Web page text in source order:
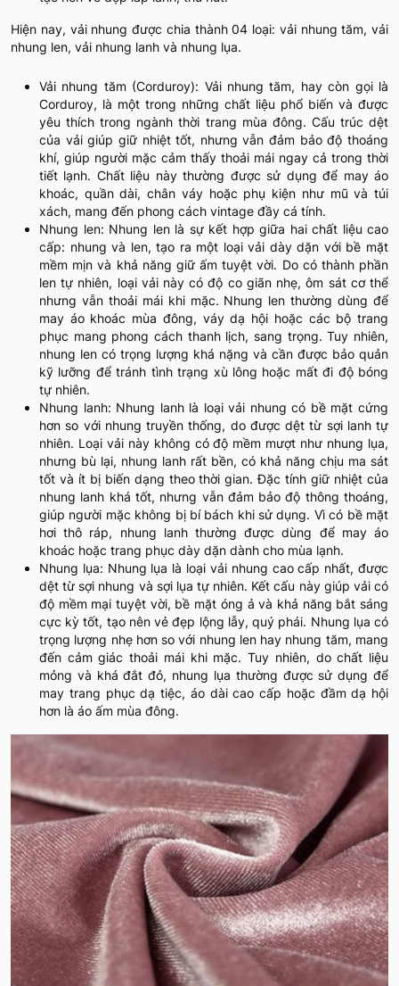
Hiện nay, vải nhung được chia thành 04 loại: vải nhung tăm, vải
nhung len, vải nhung lanh và nhung lụa.
Vải nhung tăm (Corduroy): Vải nhung tăm, hay còn gọi là
Corduroy, là một trong những chất liệu phổ biến và được
yêu thích trong ngành thời trang mùa đông. Cấu trúc dệt
của vải giúp giữ nhiệt tốt, nhưng vẫn đảm bảo độ thoáng
khí, giúp người mặc cảm thấy thoải mái ngay cả trong thời
tiết lạnh. Chất liệu này thường được sử dụng để may áo
khoác, quần dài, chân váy hoặc phụ kiện như mũ và túi
xách, mang đến phong cách vintage đầy cá tính.
Nhung len: Nhung len là sự kết hợp giữa hai chất liệu cao
cấp: nhung và len, tạo ra một loại vải dày dặn với bề mặt
mềm mịn và khả năng giữ ấm tuyệt vời. Do có thành phần
len tự nhiên, loại vải này có độ co giãn nhẹ, ôm sát cơ thể
nhưng vẫn thoải mái khi mặc. Nhung len thường dùng để
may áo khoác mùa đông, váy dạ hội hoặc các bộ trang
phục mang phong cách thanh lịch, sang trọng. Tuy nhiên,
nhung len có trọng lượng khá nặng và cần được bảo quản
kỹ lưỡng để tránh tình trạng xù lông hoặc mất đi độ bóng
tự nhiên.
Nhung lanh: Nhung lanh là loại vải nhung có bề mặt cứng
hơn so với nhung truyền thống, do được dệt từ sợi lanh tự
nhiên. Loại vải này không có độ mềm mượt như nhung lụa,
nhưng bù lại, nhung lanh rất bền, có khả năng chịu ma sát
tốt và ít bị biến dạng theo thời gian. Đặc tính giữ nhiệt của
nhung lanh khá tốt, nhưng vẫn đảm bảo độ thông thoáng,
giúp người mặc không bị bí bách khi sử dụng. Vì có bề mặt
hơi thô ráp, nhung lanh thường được dùng để may áo
khoác hoặc trang phục dày dặn dành cho mùa lạnh.
Nhung lụa: Nhung lụa là loại vải nhung cao cấp nhất, được
dệt từ sợi nhung và sợi lụa tự nhiên. Kết cấu này giúp vải có
độ mềm mại tuyệt vời, bề mặt óng ả và khả năng bắt sáng
cực kỳ tốt, tạo nên vẻ đẹp lộng lẫy, quý phái. Nhung lụa có
trọng lượng nhẹ hơn so với nhung len hay nhung tăm, mang
đến cảm giác thoải mái khi mặc. Tuy nhiên, do chất liệu
mỏng và khá đắt đỏ, nhung lụa thường được sử dụng để
may trang phục dạ tiệc, áo dài cao cấp hoặc đầm dạ hội
hơn là áo ấm mùa đông.